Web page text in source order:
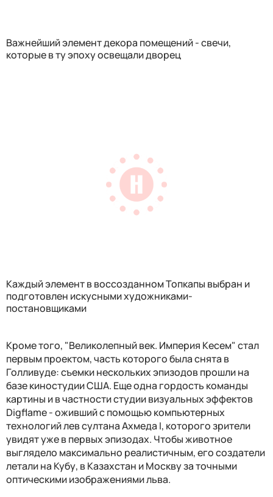
Важнейший элемент декора помещений - свечи,
которые в ту эпоху освещали дворец
Каждый элемент в воссозданном Топкапы выбран и
подготовлен искусными художниками-
постановщиками
Кроме того, "Великолепный век. Империя Кесем" стал
первым проектом, часть которого была снята в
Голливуде: съемки нескольких эпизодов прошли на
базе киностудии США. Еще одна гордость команды
картины и в частности студии визуальных эффектов
Digflame - оживший с помощью компьютерных
технологий лев султана Ахмеда I, которого зрители
увидят уже в первых эпизодах. Чтобы животное
выглядело максимально реалистичным, его создатели
летали на Кубу, в Казахстан и Москву за точными
оптическими изображениями льва.